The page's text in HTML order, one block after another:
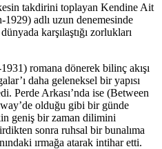
takdirini toplayan Kendine Ait
adlı uzun denemesinde
karşılaştığı zorlukları
romana dönerek bilinç akışı
daha geleneksel bir yapısı
Perde Arkası’nda ise (Between
olduğu gibi bir günde
geniş bir zaman dilimini
sonra ruhsal bir bunalıma
ırmağa atarak intihar etti.